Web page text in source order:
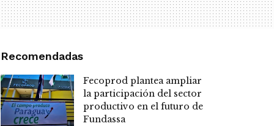
Recomendadas
Fecoprod plantea ampliar
la participación del sector
productivo en el futuro de
Fundassa